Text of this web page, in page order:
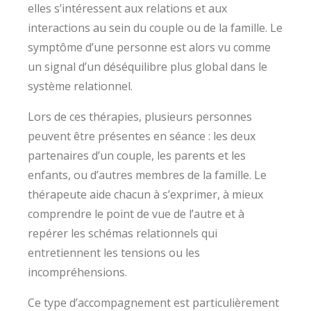
elles s’intéressent aux relations et aux
interactions au sein du couple ou de la famille. Le
symptôme d’une personne est alors vu comme
un signal d’un déséquilibre plus global dans le
système relationnel.
Lors de ces thérapies, plusieurs personnes
peuvent être présentes en séance : les deux
partenaires d’un couple, les parents et les
enfants, ou d’autres membres de la famille. Le
thérapeute aide chacun à s’exprimer, à mieux
comprendre le point de vue de l’autre et à
repérer les schémas relationnels qui
entretiennent les tensions ou les
incompréhensions.
Ce type d’accompagnement est particulièrement